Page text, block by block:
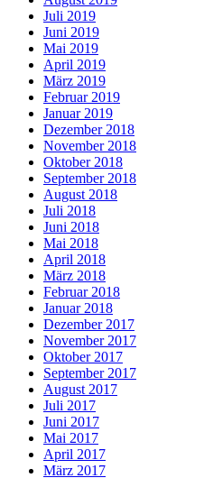
Juli 2019
Juni 2019
Mai 2019
April 2019
März 2019
Februar 2019
Januar 2019
Dezember 2018
November 2018
Oktober 2018
September 2018
August 2018
Juli 2018
Juni 2018
Mai 2018
April 2018
März 2018
Februar 2018
Januar 2018
Dezember 2017
November 2017
Oktober 2017
September 2017
August 2017
Juli 2017
Juni 2017
Mai 2017
April 2017
März 2017